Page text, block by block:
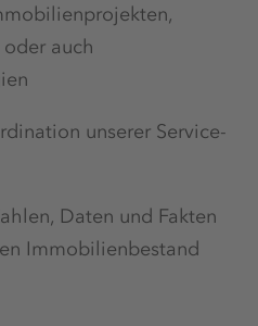
auch
unserer Service-
Daten und Fakten
Immobilienbestand